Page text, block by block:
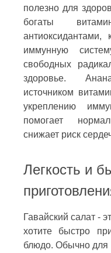
полезно для
богаты
антиоксидантами,
иммунную
свободных
здоровье.
источником
укреплению
помогает
снижает риск
Легкость и
Гавайский салат -
хотите быстро
блюдо. Обычно для